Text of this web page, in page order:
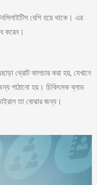
বেশি হয়ে থাকে। এর
করেন।
থ্রোট কালচার করা হয়, যেখানে
পাঠানো হয়। চিকিৎসক ব্লাড
তা বোঝার জন্য।